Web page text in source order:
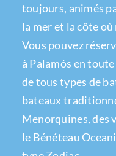
toujours, animés
la mer et la côte
Vous pouvez
à Palamós en
de tous types de
bateaux
Menorquines, des
le Bénéteau